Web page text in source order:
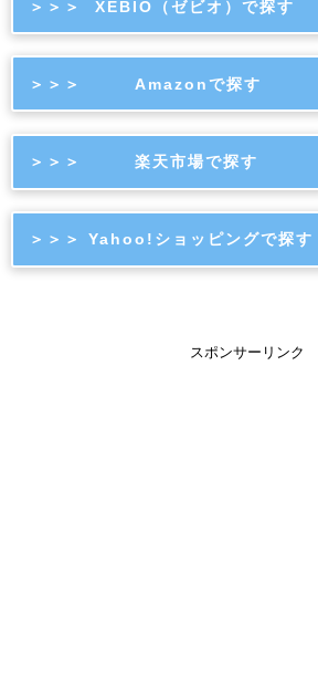
＞＞＞ XEBIO（ゼビオ）で探す
＞＞＞ Amazonで探す
＞＞＞ 楽天市場で探す
＞＞＞ Yahoo!ショッピングで探す
スポンサーリンク